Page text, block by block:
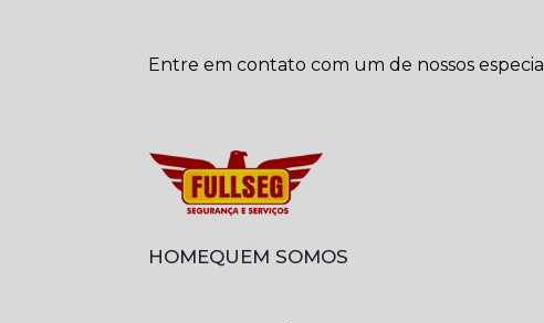
Entre em contato com um de nossos
HOME
QUEM SOMOS